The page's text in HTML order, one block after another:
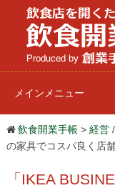
メインメニュー
飲食開業手帳 経営/
の家具でコスパ良く店
「IKEA